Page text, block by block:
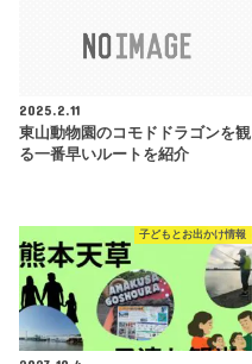
2025.2.11
東山動物園のコモドドラゴンを観
る一番早いルートを紹介
子どもとお出かけ情報